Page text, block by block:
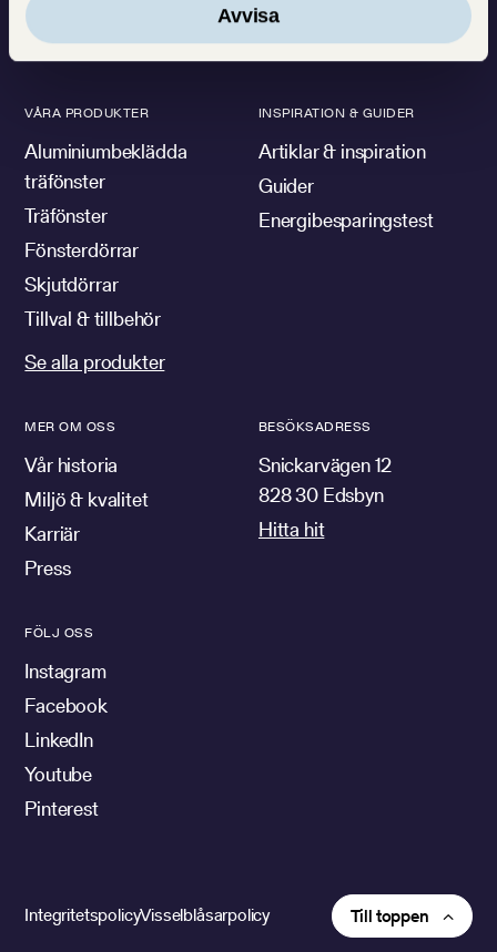
Avvisa
VÅRA PRODUKTER
Aluminiumbeklädda
träfönster
Träfönster
Fönsterdörrar
Skjutdörrar
Tillval & tillbehör
Se alla produkter
INSPIRATION & GUIDER
Artiklar & inspiration
Guider
Energibesparingstest
MER OM OSS
Vår historia
Miljö & kvalitet
Karriär
Press
BESÖKSADRESS
Snickarvägen 12
828 30 Edsbyn
Hitta hit
FÖLJ OSS
Instagram
Facebook
LinkedIn
Youtube
Pinterest
IntegritetspolicyVisselblåsarpolicy Till toppen